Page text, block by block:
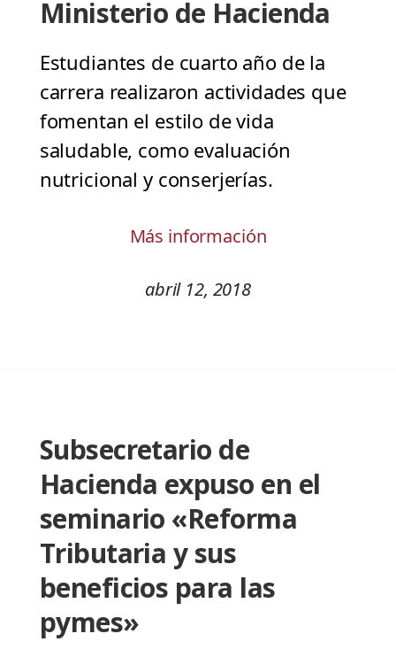
Ministerio de Hacienda
Estudiantes de cuarto año de la
carrera realizaron actividades que
fomentan el estilo de vida
saludable, como evaluación
nutricional y conserjerías.
Más información
abril 12, 2018
Subsecretario de
Hacienda expuso en el
seminario «Reforma
Tributaria y sus
beneficios para las
pymes»